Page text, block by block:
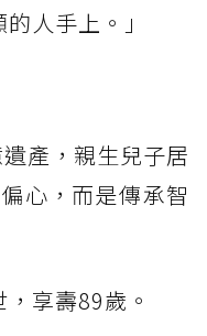
人手上。」
產，親生兒子居
心，而是傳承智
享壽89歲。